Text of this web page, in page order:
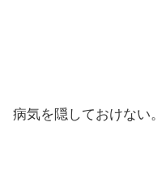
病気を隠しておけない。